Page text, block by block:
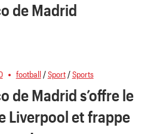
de Madrid
football/Sport/Sports
de Madrid s’offre le
Liverpool et frappe